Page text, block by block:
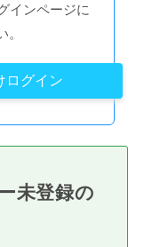
インページに
ログイン
未登録の